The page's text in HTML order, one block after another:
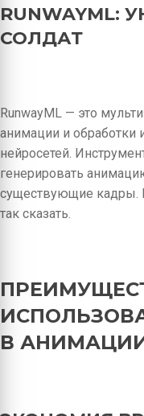
СОЛДАТ
RunwayML — это
анимации и обработки
нейросетей.
генерировать
существующие кадры.
так сказать.
В